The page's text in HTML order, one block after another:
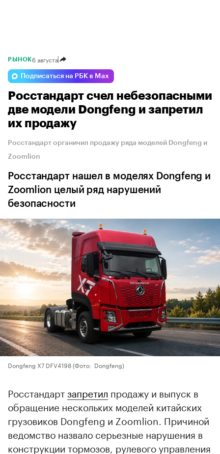
РЫНОК6 августа
Подписаться на РБК в Max
Росстандарт счел небезопасными
две модели Dongfeng и запретил
их продажу
Росстандарт органичил продажу ряда моделей Dongfeng и
Zoomlion
Росстандарт нашел в моделях Dongfeng и
Zoomlion целый ряд нарушений
безопасности
Dongfeng X7 DFV4198(Фото: Dongfeng)
Росстандартзапретил продажу и выпуск в
обращение нескольких моделей китайских
грузовиков Dongfeng и Zoomlion. Причиной
ведомство назвало серьезные нарушения в
конструкции тормозов, рулевого управления